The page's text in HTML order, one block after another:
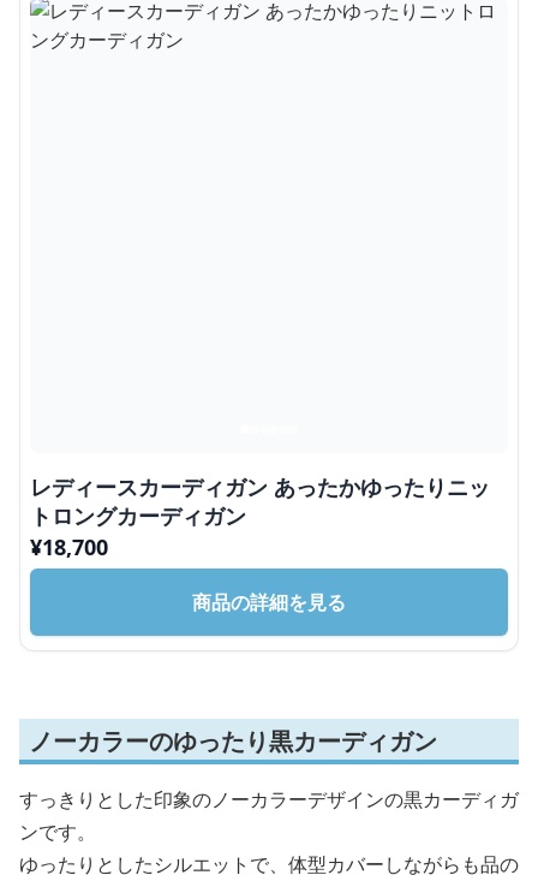
レディースカーディガン あったかゆったりニッ
トロングカーディガン
¥18,700
商品の詳細を見る
ノーカラーのゆったり黒カーディガン
すっきりとした印象のノーカラーデザインの黒カーディガ
ンです。
ゆったりとしたシルエットで、体型カバーしながらも品の